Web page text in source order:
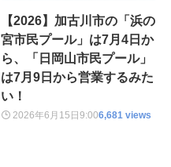
【2026】加古川市の「浜の
宮市民プール」は7月4日か
ら、「日岡山市民プール」
は7月9日から営業するみた
い！
2026年6月15日9:006,681 views